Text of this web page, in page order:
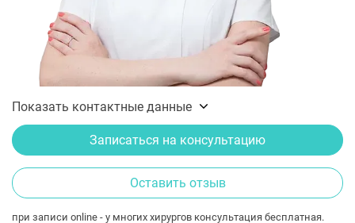
Показать контактные данные
Записаться на консультацию
Оставить отзыв
при записи online - у многих хирургов консультация бесплатная.